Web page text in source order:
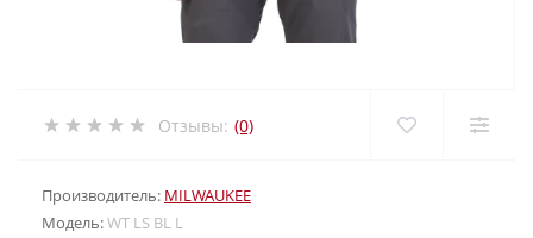
Отзывы: (0)
Производитель: MILWAUKEE
Модель:WT LS BL L